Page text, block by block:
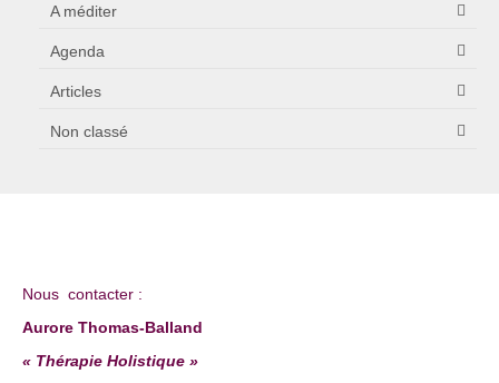
A méditer
Agenda
Articles
Non classé
Nous contacter :
Aurore Thomas-Balland
« Thérapie Holistique »